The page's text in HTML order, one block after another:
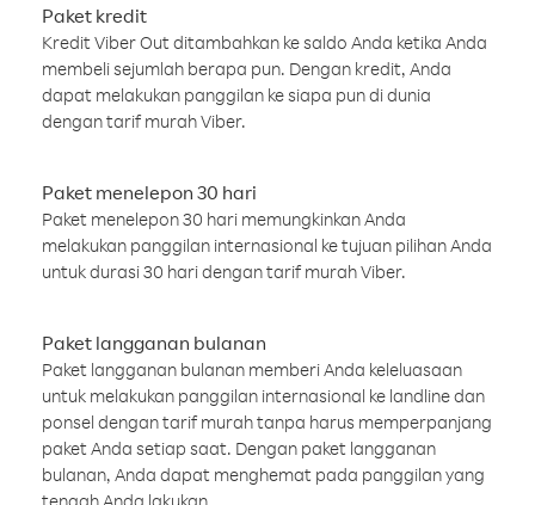
Paket kredit
Kredit Viber Out ditambahkan ke saldo Anda ketika Anda
membeli sejumlah berapa pun. Dengan kredit, Anda
dapat melakukan panggilan ke siapa pun di dunia
dengan tarif murah Viber.
Paket menelepon 30 hari
Paket menelepon 30 hari memungkinkan Anda
melakukan panggilan internasional ke tujuan pilihan Anda
untuk durasi 30 hari dengan tarif murah Viber.
Paket langganan bulanan
Paket langganan bulanan memberi Anda keleluasaan
untuk melakukan panggilan internasional ke landline dan
ponsel dengan tarif murah tanpa harus memperpanjang
paket Anda setiap saat. Dengan paket langganan
bulanan, Anda dapat menghemat pada panggilan yang